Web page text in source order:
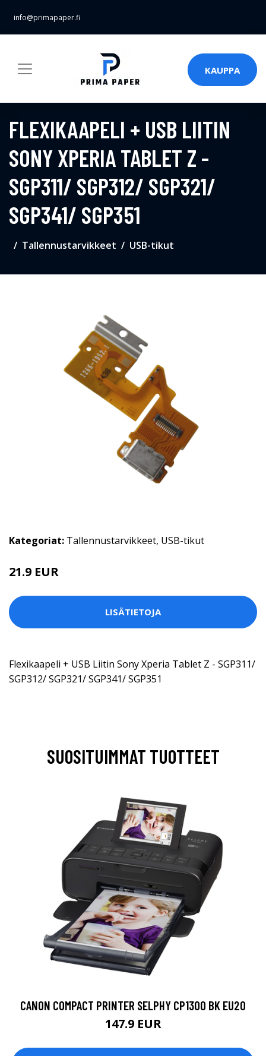
info@primapaper.fi
KAUPPA
FLEXIKAAPELI + USB LIITIN
SONY XPERIA TABLET Z -
SGP311/ SGP312/ SGP321/
SGP341/ SGP351
Tallennustarvikkeet USB-tikut
Kategoriat: Tallennustarvikkeet, USB-tikut
21.9 EUR
LISÄTIETOJA
Flexikaapeli + USB Liitin Sony Xperia Tablet Z - SGP311/
SGP312/ SGP321/ SGP341/ SGP351
SUOSITUIMMAT TUOTTEET
CANON COMPACT PRINTER SELPHY CP1300 BK EU20
147.9 EUR